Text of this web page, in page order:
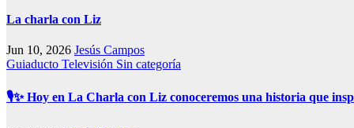
La charla con Liz
Jun 10, 2026 Jesús Campos
Guiaducto Televisión Sin categoría
🎙️✨ Hoy en La Charla con Liz conoceremos una historia que